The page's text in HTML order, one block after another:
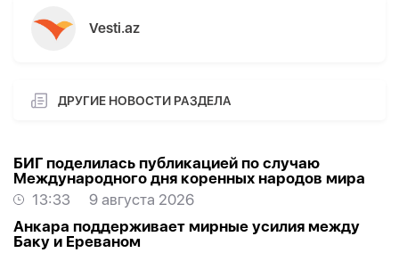
Vesti.az
ДРУГИЕ НОВОСТИ РАЗДЕЛА
БИГ поделилась публикацией по случаю
Международного дня коренных народов мира
13:33
9 августа 2026
Анкара поддерживает мирные усилия между
Баку и Ереваном